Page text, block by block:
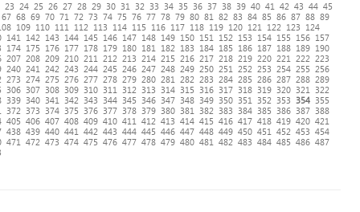
23 24 25 26 27 28 29 30 31 32 33 34 35 36 37 38 39 40 41 42 43 44 45
67 68 69 70 71 72 73 74 75 76 77 78 79 80 81 82 83 84 85 86 87 88 89
109 110 111 112 113 114 115 116 117 118 119 120 121 122 123
124
141 142 143 144 145 146 147 148 149 150 151 152 153 154 155 156 157
174 175 176 177 178 179 180 181 182 183 184 185 186 187 188 189 190
207 208 209 210 211 212 213 214 215 216 217 218 219 220 221 222
223
240 241 242 243 244 245 246 247 248 249 250 251 252 253 254 255
256
273 274 275 276 277 278 279 280 281 282 283 284 285 286 287 288 289
306 307 308 309 310 311 312 313 314 315 316 317 318 319 320 321
322
339 340 341 342 343 344 345 346 347 348 349 350 351 352 353 354 355
372 373 374 375 376 377 378 379 380 381 382 383 384 385 386 387 388
405 406 407 408 409 410 411 412 413 414 415 416 417 418 419 420 421
438 439 440 441 442 443 444 445 446 447 448 449 450 451 452 453 454
471 472 473 474 475 476 477 478 479 480 481 482 483 484 485 486 487